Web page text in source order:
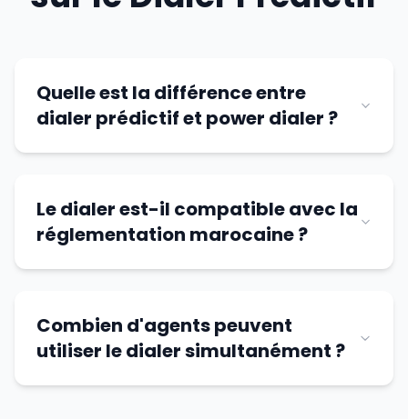
Quelle est la différence entre
dialer prédictif et power dialer ?
Le dialer est-il compatible avec la
réglementation marocaine ?
Combien d'agents peuvent
utiliser le dialer simultanément ?